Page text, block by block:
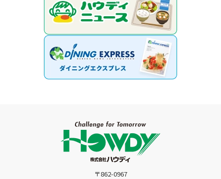
〒862-0967